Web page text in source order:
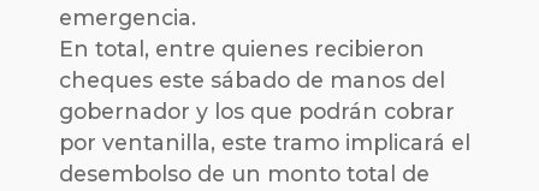
emergencia.
En total, entre quienes recibieron
cheques este sábado de manos del
gobernador y los que podrán cobrar
por ventanilla, este tramo implicará el
desembolso de un monto total de